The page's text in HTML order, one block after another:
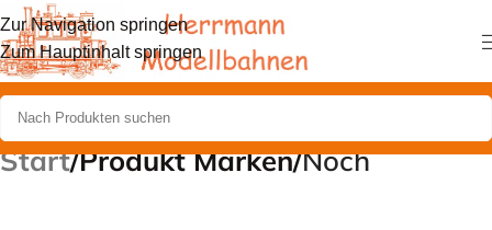
Zur Navigation springen
Zum Hauptinhalt springen
Start/Produkt Marken/Noch